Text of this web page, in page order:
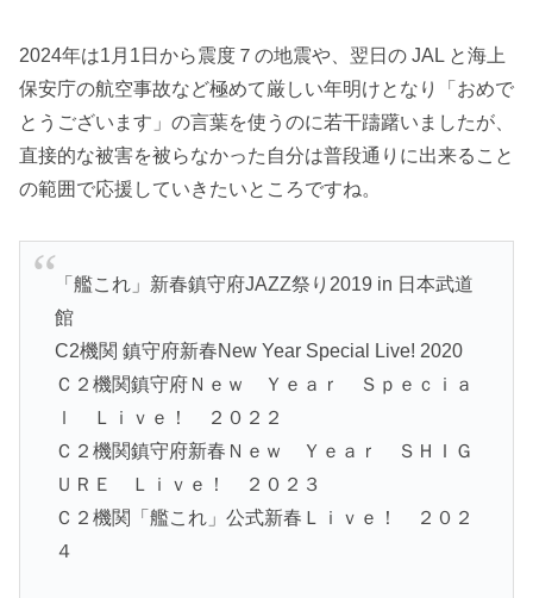
2024年は1月1日から震度７の地震や、翌日の JAL と海上
保安庁の航空事故など極めて厳しい年明けとなり「おめで
とうございます」の言葉を使うのに若干躊躇いましたが、
直接的な被害を被らなかった自分は普段通りに出来ること
の範囲で応援していきたいところですね。
「艦これ」新春鎮守府JAZZ祭り2019 in 日本武道
館
C2機関 鎮守府新春New Year Special Live! 2020
Ｃ２機関鎮守府Ｎｅｗ Ｙｅａｒ Ｓｐｅｃｉａ
ｌ Ｌｉｖｅ！ ２０２２
Ｃ２機関鎮守府新春Ｎｅｗ Ｙｅａｒ ＳＨＩＧ
ＵＲＥ Ｌｉｖｅ！ ２０２３
Ｃ２機関「艦これ」公式新春Ｌｉｖｅ！ ２０２
４